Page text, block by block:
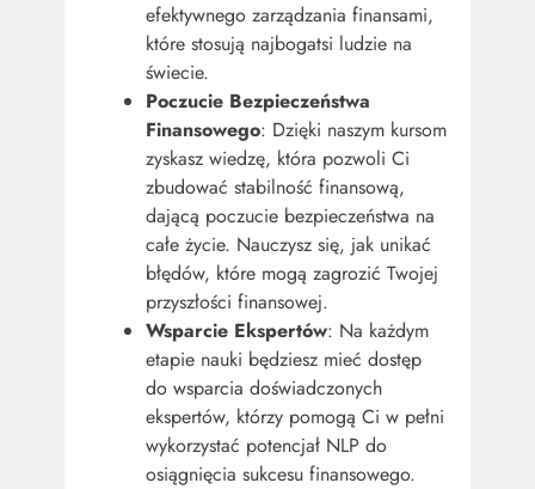
efektywnego zarządzania finansami,
które stosują najbogatsi ludzie na
świecie.
Poczucie Bezpieczeństwa
Finansowego: Dzięki naszym kursom
zyskasz wiedzę, która pozwoli Ci
zbudować stabilność finansową,
dającą poczucie bezpieczeństwa na
całe życie. Nauczysz się, jak unikać
błędów, które mogą zagrozić Twojej
przyszłości finansowej.
Wsparcie Ekspertów: Na każdym
etapie nauki będziesz mieć dostęp
do wsparcia doświadczonych
ekspertów, którzy pomogą Ci w pełni
wykorzystać potencjał NLP do
osiągnięcia sukcesu finansowego.